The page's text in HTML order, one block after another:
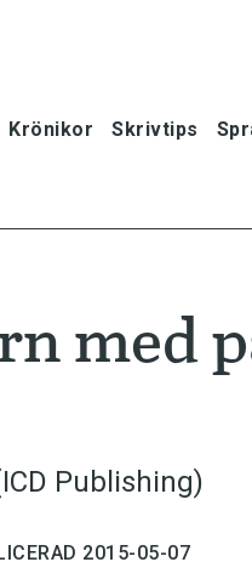
Krönikor Skrivtips
med
Publishing)
2015-05-07